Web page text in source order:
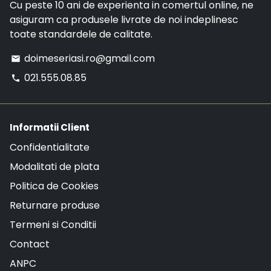
Cu peste 10 ani de experienta in comertul online, ne
asiguram ca produsele livrate de noi indeplinesc
toate standardele de calitate.
email doimeseriasi.ro@gmail.com
phone 021.555.08.85
Informatii Client
Confidentialitate
Modalitati de plata
Politica de Cookies
Returnare produse
Termeni si Conditii
Contact
ANPC